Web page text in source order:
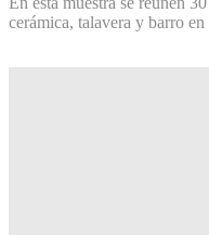
cerámica, talavera y barro